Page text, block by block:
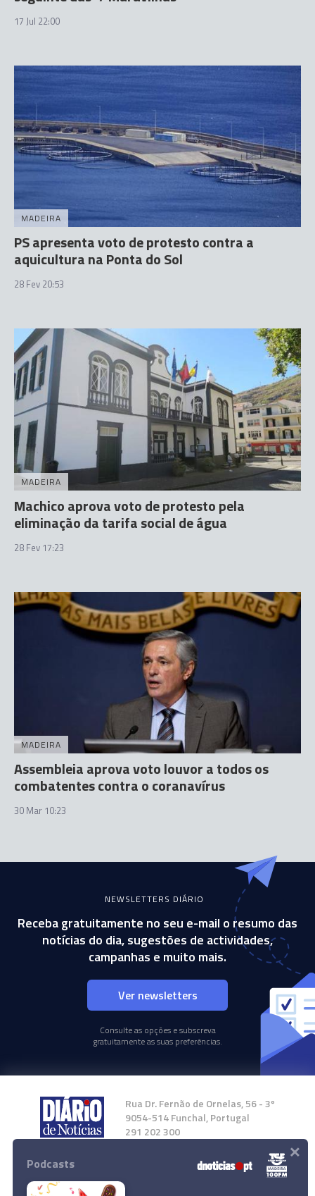
17 Jul 22:00
MADEIRA
PS apresenta voto de protesto contra a
aquicultura na Ponta do Sol
28 Fev 20:53
MADEIRA
Machico aprova voto de protesto pela
eliminação da tarifa social de água
28 Fev 17:23
MADEIRA
Assembleia aprova voto louvor a todos os
combatentes contra o coranavírus
30 Mar 10:23
NEWSLETTERS DIÁRIO
Receba gratuitamente no seu e-mail o resumo das
notícias do dia, sugestões de actividades,
campanhas e muito mais.
Ver newsletters
Consulte as opções e subscreva
gratuitamente as suas preferências.
Rua Dr. Fernão de Ornelas, 56 - 3º
9054-514 Funchal, Portugal
291 202 300
Instale a nossa App
Podcasts ×